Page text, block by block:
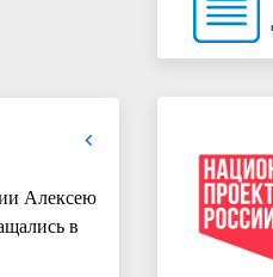
Алексею
в